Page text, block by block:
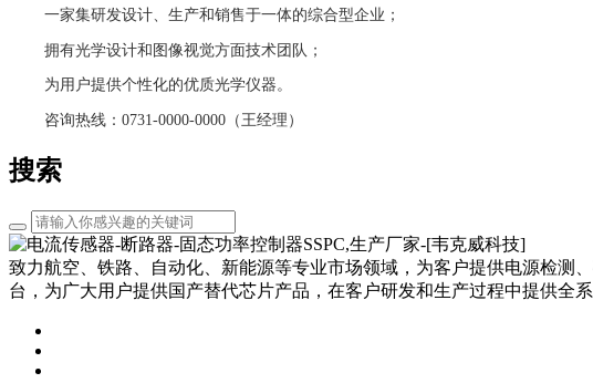
一家集研发设计、生产和销售于一体的综合型企业；
拥有光学设计和图像视觉方面技术团队；
为用户提供个性化的优质光学仪器。
咨询热线：0731-0000-0000（王经理）
搜索
致力航空、铁路、自动化、新能源等专业市场领域，为客户提供电源检测
台，为广大用户提供国产替代芯片产品，在客户研发和生产过程中提供全